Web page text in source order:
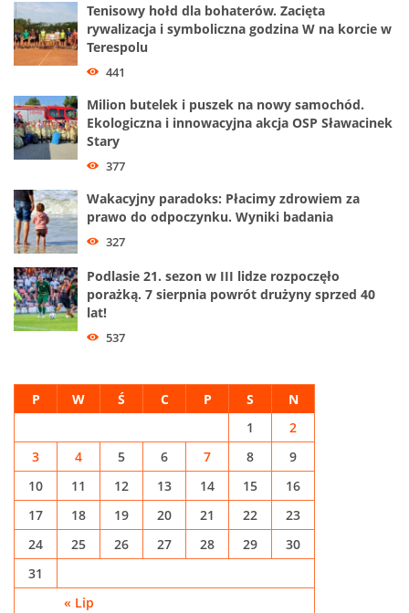
Tenisowy hołd dla bohaterów. Zacięta
rywalizacja i symboliczna godzina W na korcie w
Terespolu
441
Milion butelek i puszek na nowy samochód.
Ekologiczna i innowacyjna akcja OSP Sławacinek
Stary
377
Wakacyjny paradoks: Płacimy zdrowiem za
prawo do odpoczynku. Wyniki badania
327
Podlasie 21. sezon w III lidze rozpoczęło
porażką. 7 sierpnia powrót drużyny sprzed 40
lat!
537
P W Ś C P S N
« Lip
1
2
3
4 5 6 7 8
9
10
11 12 13 14 15
16
17
18 19 20 21 22
23
24
25 26 27 28 29
30
31